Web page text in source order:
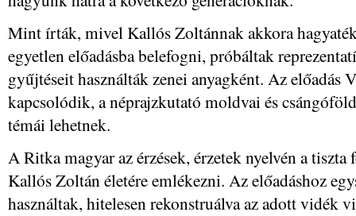
Mint írták, mivel Kallós Zoltánnak akkora
egyetlen előadásba belefogni, próbáltak
gyűjtéseit használták zenei anyagként. Az előadás
kapcsolódik, a néprajzkutató moldvai és
témái lehetnek.
A Ritka magyar az érzések, érzetek nyelvén a
Kallós Zoltán életére emlékezni. Az előadáshoz
használtak, hitelesen rekonstruálva az adott vidék